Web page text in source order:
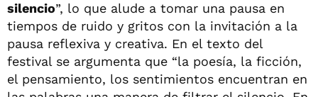
silencio”, lo que alude a tomar una pausa en
tiempos de ruido y gritos con la invitación a la
pausa reflexiva y creativa. En el texto del
festival se argumenta que “la poesía, la ficción,
el pensamiento, los sentimientos encuentran en